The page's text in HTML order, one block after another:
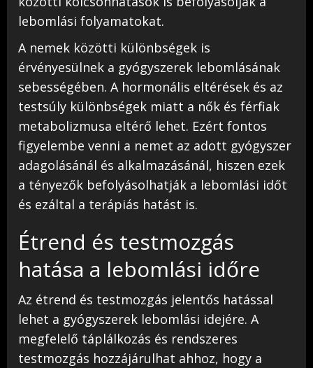
lebomlási folyamatokat.
A nemek közötti különbségek is
érvényesülnek a gyógyszerek lebomlásának
sebességében. A hormonális eltérések és az
testsúly különbségek miatt a nők és férfiak
metabolizmusa eltérő lehet. Ezért fontos
figyelembe venni a nemet az adott gyógyszer
adagolásánál és alkalmazásánál, hiszen ezek
a tényezők befolyásolhatják a lebomlási időt
és ezáltal a terápiás hatást is.
Étrend és testmozgás
hatása a lebomlási időre
Az étrend és testmozgás jelentős hatással
lehet a gyógyszerek lebomlási idejére. A
megfelelő táplálkozás és rendszeres
testmozgás hozzájárulhat ahhoz, hogy a